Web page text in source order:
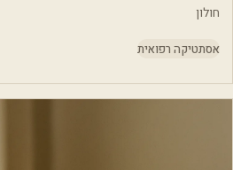
חולון
אסתטיקה רפואית